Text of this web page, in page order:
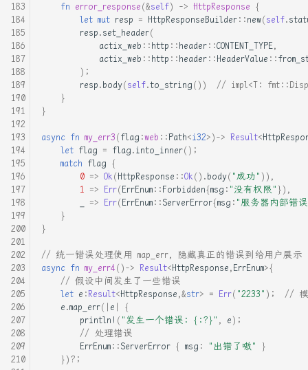
Python
常见的Rust lifetime误解
张汉东老师: 值语义、引用语
义、栈拷贝、按位复制等概念
手把手教你拦截系统调用
操作系统实现_05_基础显卡驱
动
时间复杂度(大O表示法)
深入理解CPU的分支预测
(Branch Prediction)模型
理解 Rust 迭代器
理解Rust的引用与借用
简单的使用Cython
fn error_response(&self) -> HttpResponse {
let mut resp = HttpResponseBuilder::new(self.
resp.set_header(
actix_web ::http ::header::CONTENT_TYPE,
actix_web ::http ::header::HeaderValue ::
);
resp.body(self.to_string())
// impl<T:
}
}
async fn my_err3(flag :web ::Path<i32>)-> Result<
let flag = flag.into_inner();
match flag {
0 => Ok(HttpResponse ::Ok().body( "成功" )),
1
=> Err(ErrEnum::Forbidden{msg : "没有权限" }),
=> Err(ErrEnum::ServerError{msg : "服务器内部错
}
}
// 统一错误处理使用 map_err, 隐藏真正的错误到给用户展示
async fn my_err4()-> Result<HttpResponse,ErrEnum>{
// 假设中间发生了一些错误
let e :Result<HttpResponse,&str> = Err( "2233" );
// 模
e.map_err( | e |
{
println! ( "发生一个错误: {:?}" , e);
// 处理错误
ErrEnum::ServerError { msg : "出错了嗷"
}
})? ;